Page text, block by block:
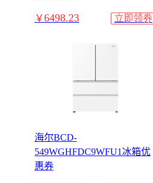
￥6498.23 立即领券
海尔BCD-
549WGHFDC9WFU1冰箱优
惠券